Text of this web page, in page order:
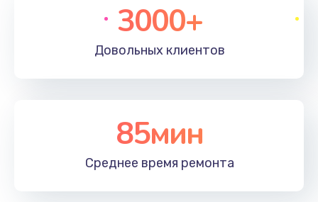
3000+
Довольных клиентов
85мин
Среднее время ремонта